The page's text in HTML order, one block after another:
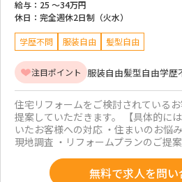
給与： 25 ～34万円
休日： 完全週休2日制（火水）
学歴不問 服装自由 髪型自由
注目ポイント 服装自由髪型自由学歴
住宅リフォームをご検討されている
提案していただきます。 【具体的に
いたお客様への対応 ・住まいのお悩
現地調査 ・リフォームプランのご提
無料で求人を問い